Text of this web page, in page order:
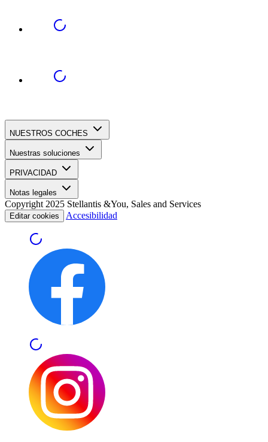
NUESTROS COCHES
Nuestras soluciones
PRIVACIDAD
Notas legales
Copyright 2025 Stellantis &You, Sales and Services
Editar cookies Accesibilidad